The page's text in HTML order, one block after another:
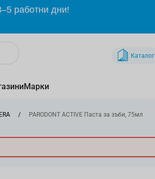
работни дни!
Каталог
Марки
/ PARODONT ACTIVE Паста за зъби, 75мл